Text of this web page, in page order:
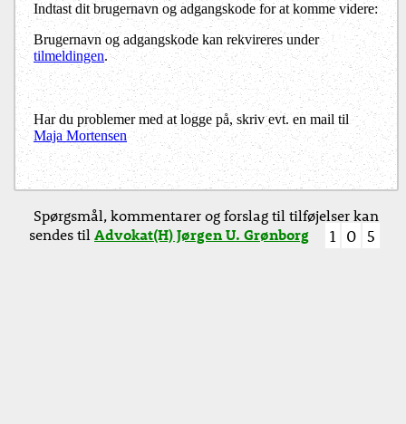
Indtast dit brugernavn og adgangskode for at komme videre:
Brugernavn og adgangskode kan rekvireres under
tilmeldingen.
Har du problemer med at logge på, skriv evt. en mail til
Maja Mortensen
Spørgsmål, kommentarer og forslag til tilføjelser kan
sendes tilAdvokat(H) Jørgen U. Grønborg 1 0 5